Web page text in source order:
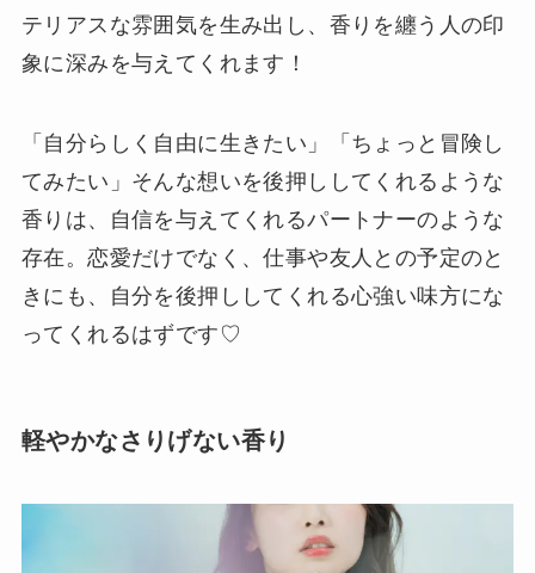
テリアスな雰囲気を生み出し、香りを纏う人の印
象に深みを与えてくれます！
「自分らしく自由に生きたい」「ちょっと冒険し
てみたい」そんな想いを後押ししてくれるような
香りは、自信を与えてくれるパートナーのような
存在。恋愛だけでなく、仕事や友人との予定のと
きにも、自分を後押ししてくれる心強い味方にな
ってくれるはずです♡
軽やかなさりげない香り